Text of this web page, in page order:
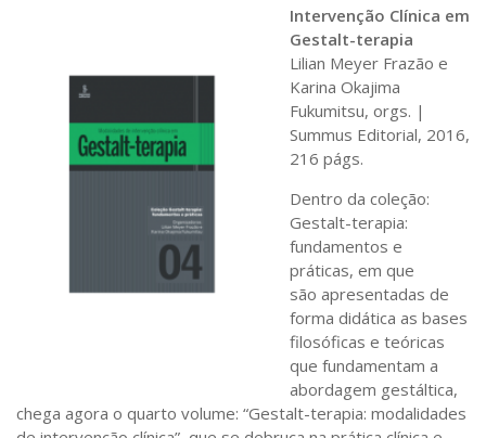
Mural do IP
Alfabetização
Intervenção Clínica em
Gestalt-terapia
Lilian Meyer Frazão e
Karina Okajima
Fukumitsu, orgs. |
Summus Editorial, 2016,
216 págs.
Dentro da coleção:
Gestalt-terapia:
fundamentos e
práticas, em que
são apresentadas de
forma didática as bases
filosóficas e teóricas
que fundamentam a
abordagem gestáltica,
chega agora o quarto volume: “Gestalt-terapia: modalidades